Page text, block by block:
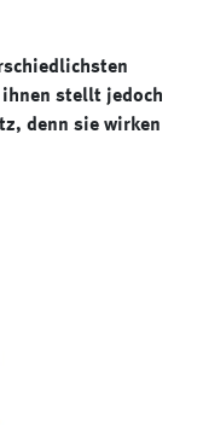
ihnen stellt jedoch
denn sie wirken